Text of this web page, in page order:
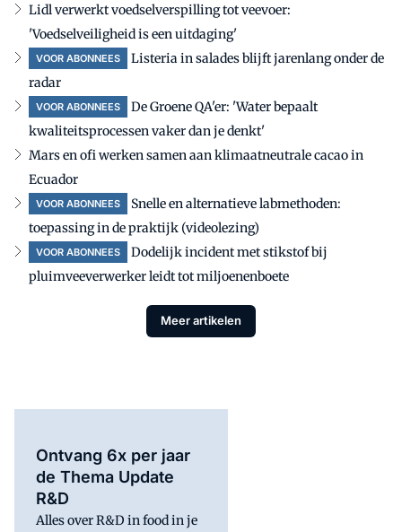
Lidl verwerkt voedselverspilling tot veevoer:
'Voedselveiligheid is een uitdaging'
VOOR ABONNEES
Listeria in salades blijft jarenlang onder de
radar
VOOR ABONNEES
De Groene QA'er: 'Water bepaalt
kwaliteitsprocessen vaker dan je denkt'
Mars en ofi werken samen aan klimaatneutrale cacao in
Ecuador
VOOR ABONNEES
Snelle en alternatieve labmethoden:
toepassing in de praktijk (videolezing)
VOOR ABONNEES
Dodelijk incident met stikstof bij
pluimveeverwerker leidt tot miljoenenboete
Meer artikelen
Ontvang 6x per jaar
de Thema Update
R&D
Alles over R&D in food in je